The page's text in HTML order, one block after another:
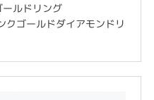
ルドリング
クゴールドダイアモンドリ